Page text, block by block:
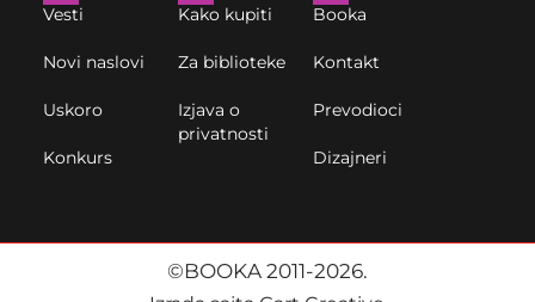
Vesti
Novi naslovi
Uskoro
Konkurs
Kako kupiti
Za biblioteke
Izjava o
privatnosti
Booka
Kontakt
Prevodioci
Dizajneri
©BOOKA 2011-2026.